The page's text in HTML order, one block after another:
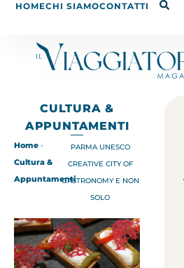
HOMECHI SIAMOCONTATTI
CULTURA &
APPUNTAMENTI
Home -
Cultura &
Appuntamenti
PARMA UNESCO
CREATIVE CITY OF
GASTRONOMY E NON
SOLO